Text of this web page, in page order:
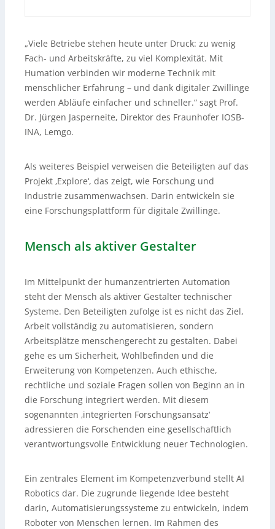
„Viele Betriebe stehen heute unter Druck: zu wenig
Fach- und Arbeitskräfte, zu viel Komplexität. Mit
Humation verbinden wir moderne Technik mit
menschlicher Erfahrung – und dank digitaler Zwillinge
werden Abläufe einfacher und schneller.“ sagt Prof.
Dr. Jürgen Jasperneite, Direktor des Fraunhofer IOSB-
INA, Lemgo.
Als weiteres Beispiel verweisen die Beteiligten auf das
Projekt ‚Explore‘, das zeigt, wie Forschung und
Industrie zusammenwachsen. Darin entwickeln sie
eine Forschungsplattform für digitale Zwillinge.
Mensch als aktiver Gestalter
Im Mittelpunkt der humanzentrierten Automation
steht der Mensch als aktiver Gestalter technischer
Systeme. Den Beteiligten zufolge ist es nicht das Ziel,
Arbeit vollständig zu automatisieren, sondern
Arbeitsplätze menschengerecht zu gestalten. Dabei
gehe es um Sicherheit, Wohlbefinden und die
Erweiterung von Kompetenzen. Auch ethische,
rechtliche und soziale Fragen sollen von Beginn an in
die Forschung integriert werden. Mit diesem
sogenannten ‚integrierten Forschungsansatz‘
adressieren die Forschenden eine gesellschaftlich
verantwortungsvolle Entwicklung neuer Technologien.
Ein zentrales Element im Kompetenzverbund stellt AI
Robotics dar. Die zugrunde liegende Idee besteht
darin, Automatisierungssysteme zu entwickeln, indem
Roboter von Menschen lernen. Im Rahmen des